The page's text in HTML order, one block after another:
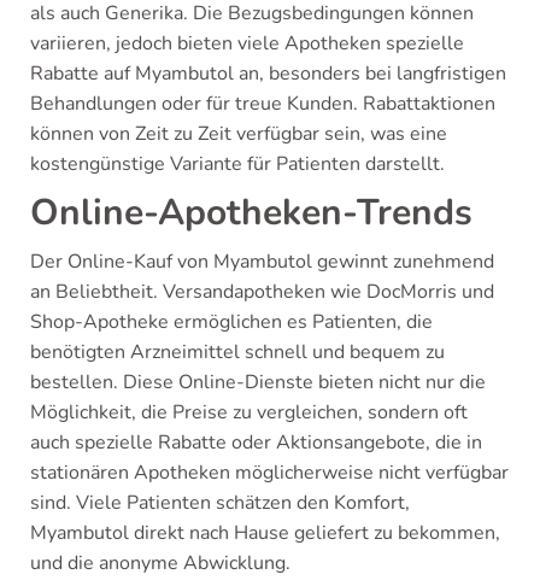
als auch Generika. Die Bezugsbedingungen können
variieren, jedoch bieten viele Apotheken spezielle
Rabatte auf Myambutol an, besonders bei langfristigen
Behandlungen oder für treue Kunden. Rabattaktionen
können von Zeit zu Zeit verfügbar sein, was eine
kostengünstige Variante für Patienten darstellt.
Online-Apotheken-Trends
Der Online-Kauf von Myambutol gewinnt zunehmend
an Beliebtheit. Versandapotheken wie DocMorris und
Shop-Apotheke ermöglichen es Patienten, die
benötigten Arzneimittel schnell und bequem zu
bestellen. Diese Online-Dienste bieten nicht nur die
Möglichkeit, die Preise zu vergleichen, sondern oft
auch spezielle Rabatte oder Aktionsangebote, die in
stationären Apotheken möglicherweise nicht verfügbar
sind. Viele Patienten schätzen den Komfort,
Myambutol direkt nach Hause geliefert zu bekommen,
und die anonyme Abwicklung.